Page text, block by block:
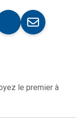
le premier à